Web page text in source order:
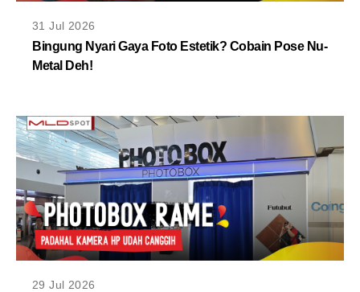
MLDPOINTS
31 Jul 2026
Bingung Nyari Gaya Foto Estetik? Cobain Pose Nu-
Metal Deh!
29 Jul 2026